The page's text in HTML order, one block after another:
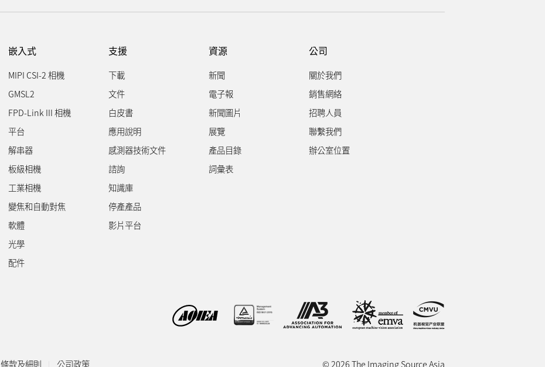
嵌入式
MIPI CSI-2 相機
GMSL2
FPD-Link III 相機
平台
解串器
板級相機
工業相機
變焦和自動對焦
軟體
光學
配件
支援
下載
文件
白皮書
應用說明
感測器技術文件
諮詢
知識庫
停產產品
影片平台
資源
新聞
電子報
新聞圖片
展覽
產品目錄
詞彙表
公司
關於我們
銷售網絡
招聘人員
聯繫我們
辦公室位置
條款及細則 公司政策 © 2026 The Imaging Source Asia